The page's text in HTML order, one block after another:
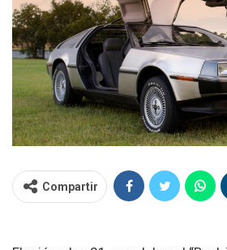
Compartir